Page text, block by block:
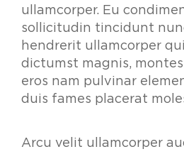
ullamcorper. Eu
sollicitudin tincidunt
hendrerit ullamcorper
dictumst magnis,
eros nam pulvinar
duis fames placerat
Arcu velit ullamcorper